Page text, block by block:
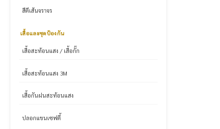
สีตีเส้นจราจร
เสื้อและชุดป้องกัน
เสื้อสะท้อนแสง / เสื้อกั๊ก
เสื้อสะท้อนแสง 3M
เสื้อกันฝนสะท้อนแสง
ปลอกแขนเซฟตี้